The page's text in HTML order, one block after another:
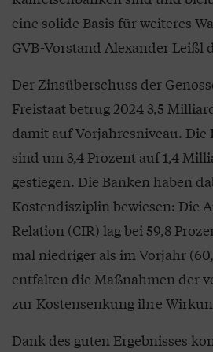
eine solide Basis für weiteres
GVB-Vorstand Alexander Leißl
Der Zinsüberschuss der
Freistaat betrug 2024 3,5
damit auf Vorjahresniveau. Die
sind um 3,4 Prozent auf 1,4
gestiegen. Die Banken haben
Kostendisziplin bewiesen: Die
Relation (CIR) lag bei 59,8
mal niedriger als im Vorjahr
entfalten die Maßnahmen der
zur Kostensenkung ihre
Dank des guten Ergebnisses